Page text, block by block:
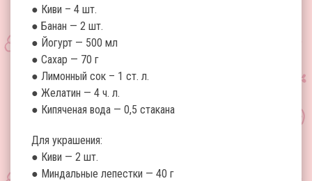
● Киви – 4 шт.
● Банан — 2 шт.
● Йогурт — 500 мл
● Сахар — 70 г
● Лимонный сок – 1 ст. л.
● Желатин — 4 ч. л.
● Кипяченая вода — 0,5 стакана
Для украшения:
● Киви — 2 шт.
● Миндальные лепестки — 40 г